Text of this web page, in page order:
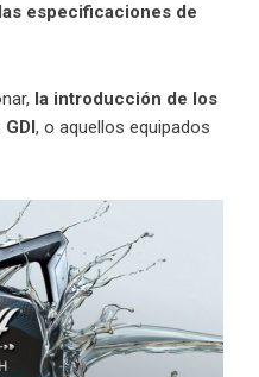
especificaciones de
la introducción de los
, o aquellos equipados